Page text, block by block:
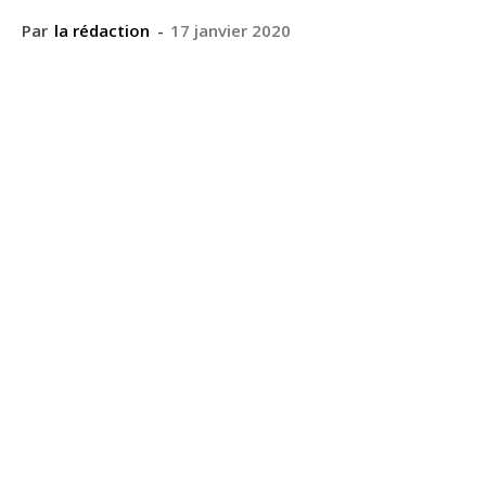
Par la rédaction - 17 janvier 2020